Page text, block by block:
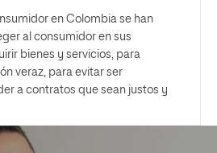
en Colombia se han
al consumidor en sus
bienes y servicios, para
veraz, para evitar ser
a contratos que sean justos y